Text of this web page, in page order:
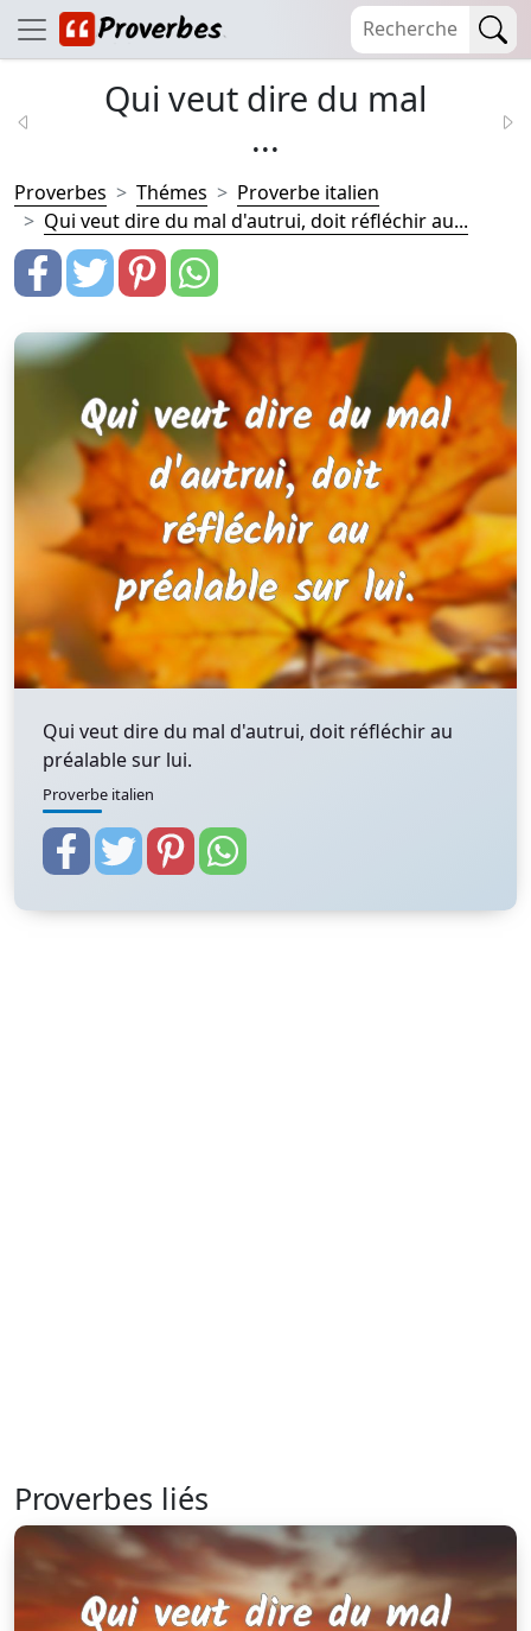
Qui veut dire du mal
...
Proverbes Thémes
Proverbe italien
Qui veut dire du mal d'autrui, doit réfléchir au...
Qui veut dire du mal d'autrui, doit réfléchir au
préalable sur lui.
Proverbe italien
Proverbes liés